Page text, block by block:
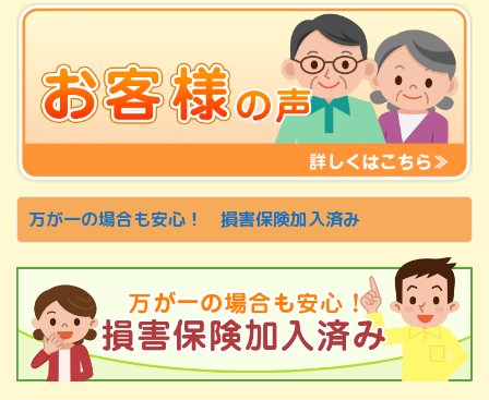
万が一の場合も安心！ 損害保険加入済み